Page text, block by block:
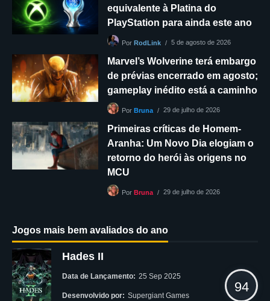
equivalente à Platina do
PlayStation para ainda este ano
Por RodLink 5 de agosto de 2026
Marvel’s Wolverine terá embargo
de prévias encerrado em agosto;
gameplay inédito está a caminho
Por Bruna 29 de julho de 2026
Primeiras críticas de Homem-
Aranha: Um Novo Dia elogiam o
retorno do herói às origens no
MCU
Por Bruna 29 de julho de 2026
Jogos mais bem avaliados do ano
Hades II
Data de Lançamento: 25 Sep 2025
Desenvolvido por: Supergiant Games
94